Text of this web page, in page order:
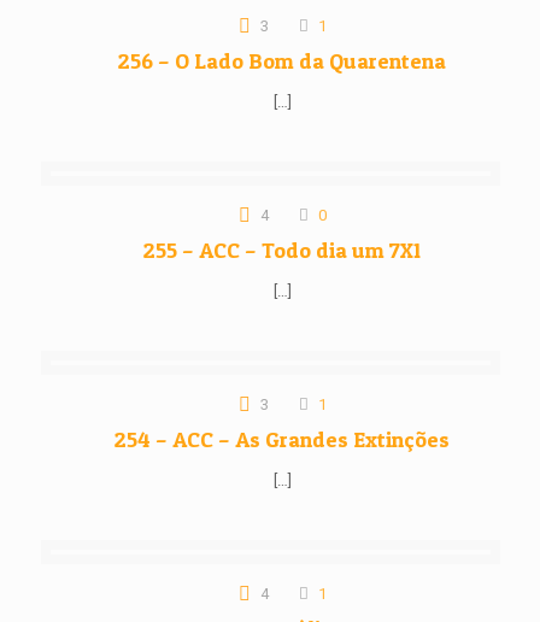
3 1
256 – O Lado Bom da Quarentena
[…]
4 0
255 – ACC – Todo dia um 7X1
[…]
3 1
254 – ACC – As Grandes Extinções
[…]
4 1